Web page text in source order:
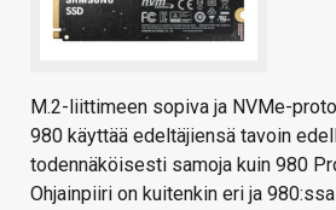
M.2-liittimeen sopiva ja NVMe-
980 käyttää edeltäjiensä tavoin
todennäköisesti samoja kuin 980
Ohjainpiiri on kuitenkin eri ja